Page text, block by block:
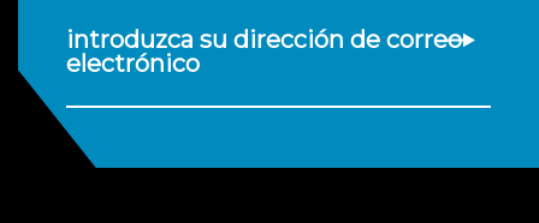
introduzca su dirección de correo
electrónico